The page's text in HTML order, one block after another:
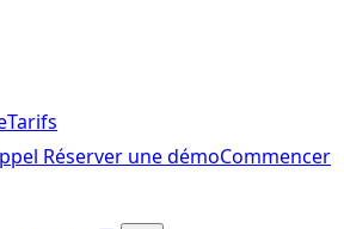
Tarifs
Réserver une démoCommencer